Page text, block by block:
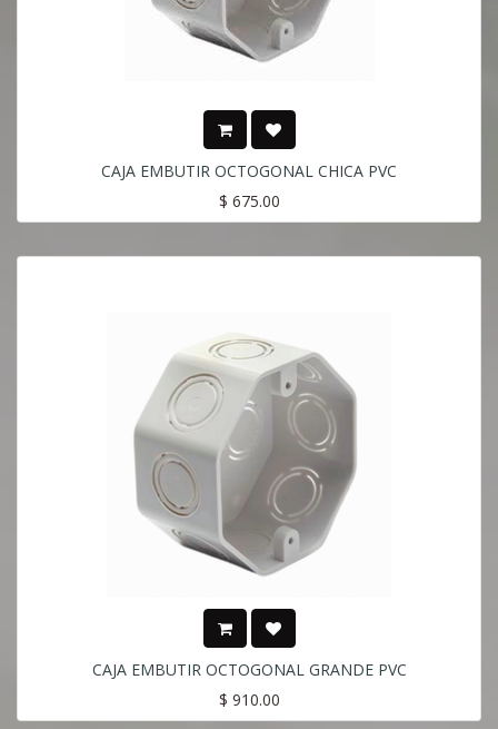
CAJA EMBUTIR OCTOGONAL CHICA PVC
$ 675.00
CAJA EMBUTIR OCTOGONAL GRANDE PVC
$ 910.00